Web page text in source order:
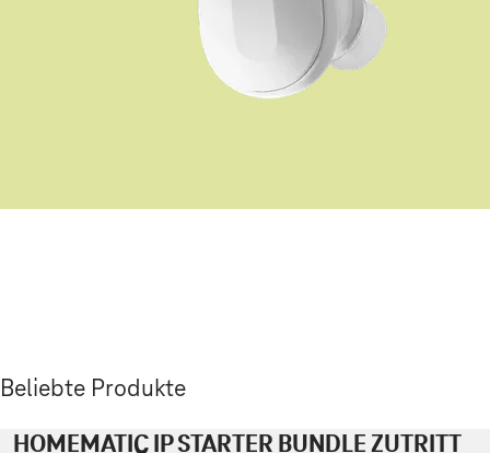
Beliebte Produkte
HOMEMATIC IP STARTER BUNDLE ZUTRITT